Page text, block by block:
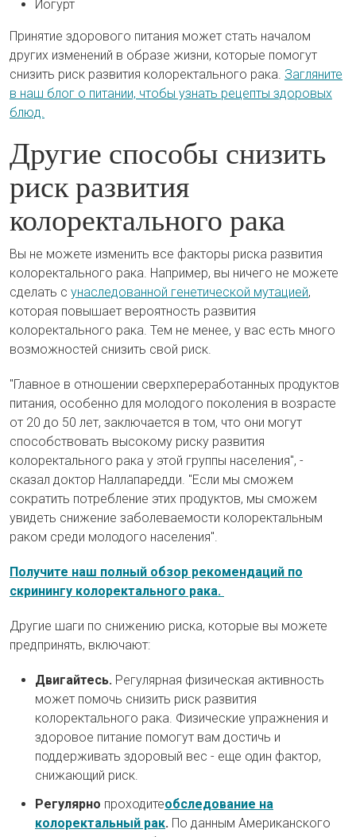
Йогурт
Принятие здорового питания может стать началом
других изменений в образе жизни, которые помогут
снизить риск развития колоректального рака. Загляните
в наш блог о питании, чтобы узнать рецепты здоровых
блюд.
Другие способы снизить
риск развития
колоректального рака
Вы не можете изменить все факторы риска развития
колоректального рака. Например, вы ничего не можете
сделать с унаследованной генетической мутацией,
которая повышает вероятность развития
колоректального рака. Тем не менее, у вас есть много
возможностей снизить свой риск.
"Главное в отношении сверхпереработанных продуктов
питания, особенно для молодого поколения в возрасте
от 20 до 50 лет, заключается в том, что они могут
способствовать высокому риску развития
колоректального рака у этой группы населения", -
сказал доктор Наллапаредди. "Если мы сможем
сократить потребление этих продуктов, мы сможем
увидеть снижение заболеваемости колоректальным
раком среди молодого населения".
Получите наш полный обзор рекомендаций по
скринингу колоректального рака.
Другие шаги по снижению риска, которые вы можете
предпринять, включают:
Двигайтесь. Регулярная физическая активность
может помочь снизить риск развития
колоректального рака. Физические упражнения и
здоровое питание помогут вам достичь и
поддерживать здоровый вес - еще один фактор,
снижающий риск.
Регулярно проходитеобследование на
колоректальный рак. По данным Американского